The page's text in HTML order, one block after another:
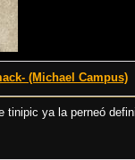
(Michael Campus)
tinipic ya la perneó